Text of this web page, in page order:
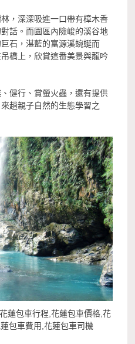
，深深吸進一口帶有樟木香
話。而園區內險峻的溪谷地
石，湛藍的富源溪蜿蜒而
橋上，欣賞這番美景與龍吟
健行、賞螢火蟲，還有提供
趟親子自然的生態學習之
蓮包車行程,花蓮包車價格,花
包車費用,花蓮包車司機